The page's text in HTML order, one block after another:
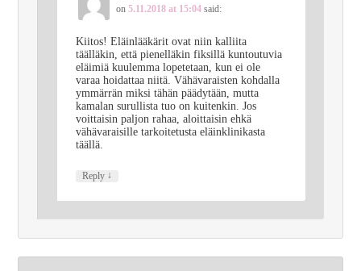
on 5.11.2018 at 15:04 said:
Kiitos! Eläinlääkärit ovat niin kalliita
täälläkin, että pienelläkin fiksillä kuntoutuvia
eläimiä kuulemma lopetetaan, kun ei ole
varaa hoidattaa niitä. Vähävaraisten kohdalla
ymmärrän miksi tähän päädytään, mutta
kamalan surullista tuo on kuitenkin. Jos
voittaisin paljon rahaa, aloittaisin ehkä
vähävaraisille tarkoitetusta eläinklinikasta
täällä.
Reply ↓